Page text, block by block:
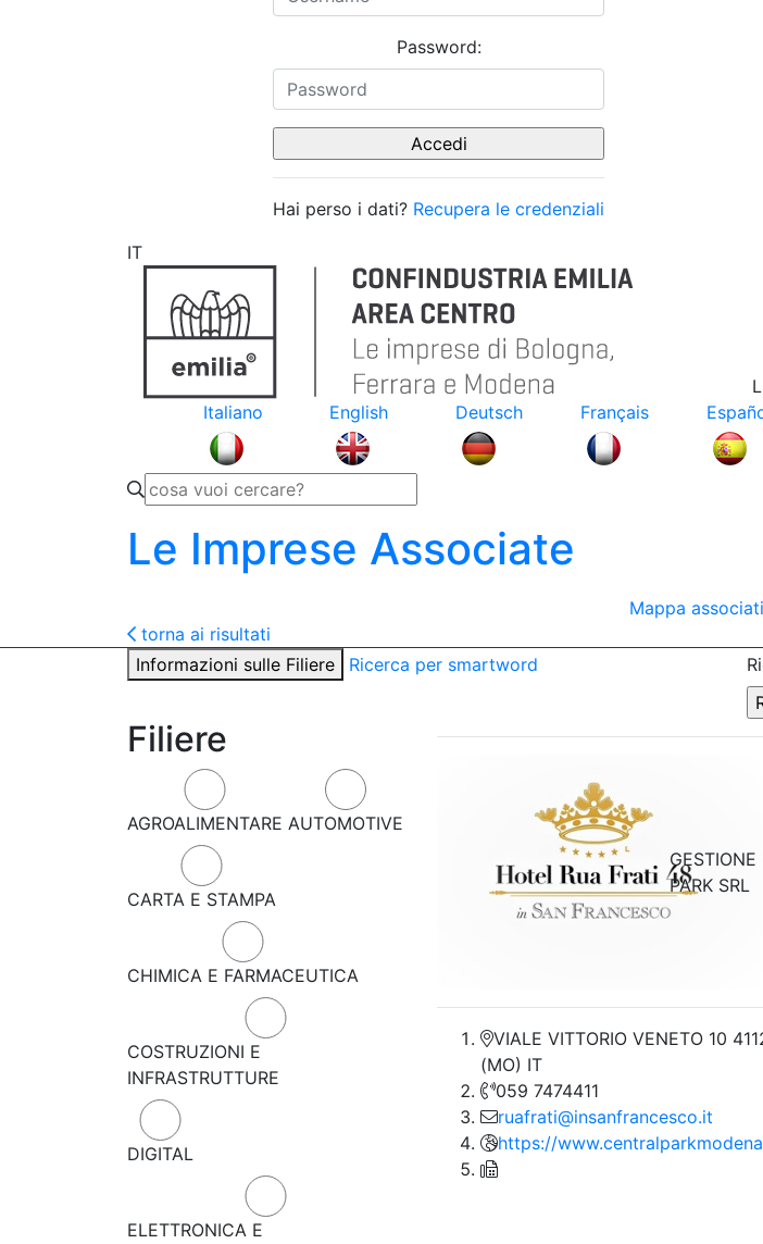
Password:
Hai perso i dati? Recupera le credenziali
IT
Italiano
English Deutsch Français
Le Imprese Associate
Mappa associati
torna ai risultati
Informazioni sulle Filiere
Ricerca per smartword
Filiere
AGROALIMENTARE AUTOMOTIVE
CARTA E STAMPA
CHIMICA E FARMACEUTICA
COSTRUZIONI E
INFRASTRUTTURE
DIGITAL
ELETTRONICA E
PARK SRL
VIALE VITTORIO VENETO 10
(MO) IT
059 7474411
ruafrati@insanfrancesco.it
https://